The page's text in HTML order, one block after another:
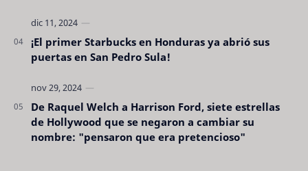
¡El primer Starbucks en Honduras ya abrió sus
puertas en San Pedro Sula!
De Raquel Welch a Harrison Ford, siete estrellas
de Hollywood que se negaron a cambiar su
nombre: "pensaron que era pretencioso"